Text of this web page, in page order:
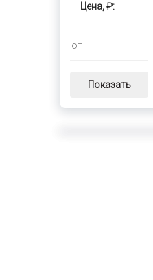
Цена, ₽:
Показать